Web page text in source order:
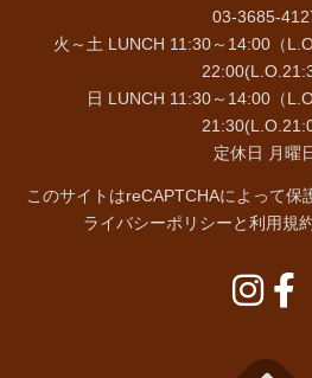
03-3685-
火～土 LUNCH 11:30～14:00（
日 LUNCH 11:30～14:00（
定休日 月曜
このサイトはreCAPTCHAによって保
ライバシーポリシーと利用規